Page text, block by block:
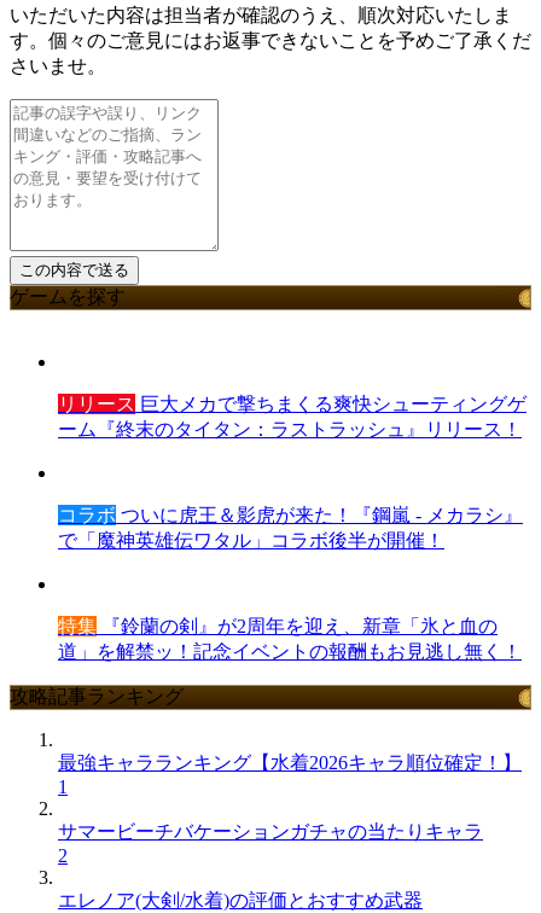
いただいた内容は担当者が確認のうえ、順次対応いたしま
す。個々のご意見にはお返事できないことを予めご了承くだ
さいませ。
ゲームを探す
リリース 巨大メカで撃ちまくる爽快シューティングゲ
ーム『終末のタイタン：ラストラッシュ』リリース！
コラボ ついに虎王＆影虎が来た！『鋼嵐 - メカラシ』
で「魔神英雄伝ワタル」コラボ後半が開催！
特集 『鈴蘭の剣』が2周年を迎え、新章「氷と血の
道」を解禁ッ！記念イベントの報酬もお見逃し無く！
攻略記事ランキング
最強キャラランキング【水着2026キャラ順位確定！】
1
サマービーチバケーションガチャの当たりキャラ
2
エレノア(大剣/水着)の評価とおすすめ武器